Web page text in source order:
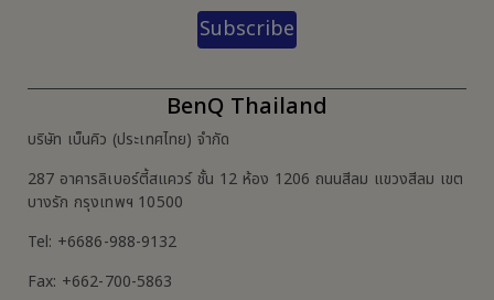
Subscribe
BenQ Thailand
บริษัท เบ็นคิว (ประเทศไทย) จำกัด
287 อาคารลิเบอร์ตี้สแควร์ ชั้น 12 ห้อง 1206 ถนนสีลม แขวงสีลม เขต
บางรัก กรุงเทพฯ 10500
Tel: +6686-988-9132
Fax: +662-700-5863